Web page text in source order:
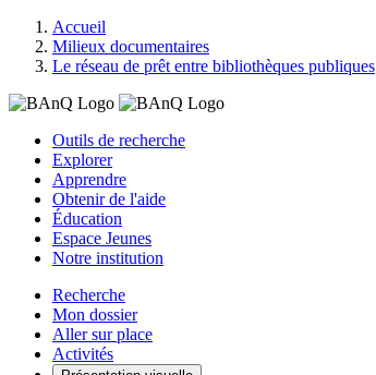
Accueil
Milieux documentaires
Le réseau de prêt entre bibliothèques publiques
Outils de recherche
Explorer
Apprendre
Obtenir de l'aide
Éducation
Espace Jeunes
Notre institution
Recherche
Mon dossier
Aller sur place
Activités